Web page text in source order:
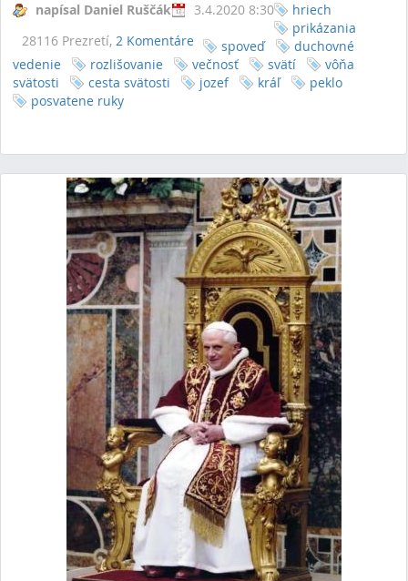
napísal Daniel Ruščák
3.4.2020 8:30
28116 Prezretí, 2 Komentáre
hriech
prikázania
spoveď
duchovné
vedenie
rozlišovanie večnosť svätí
vôňa
svätosti
cesta svätosti jozef kráľ
peklo
posvatene ruky